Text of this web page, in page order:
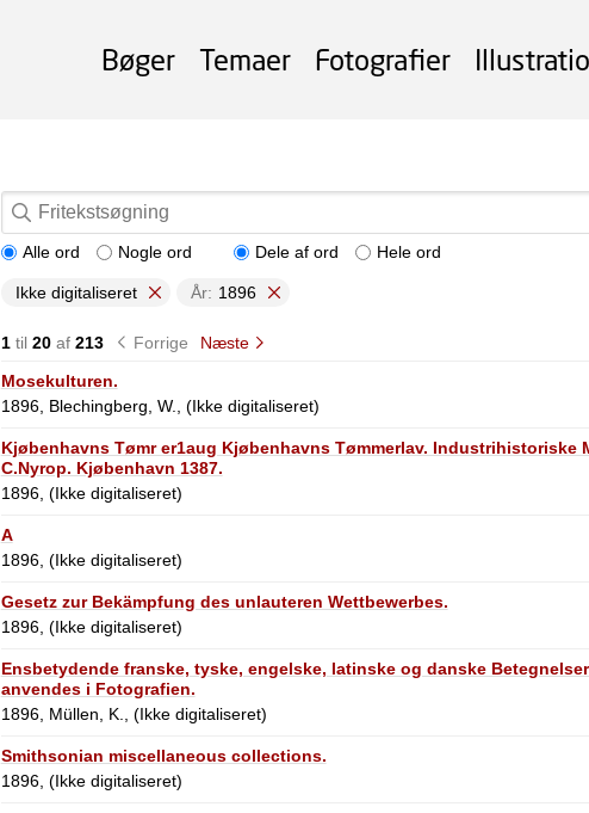
Bøger Temaer Fotografier
Alle ord Nogle ord Dele af ord Hele ord
Ikke digitaliseret År: 1896
1til 20af 213 Forrige
Næste
Mosekulturen.
1896, Blechingberg, W., (Ikke digitaliseret)
Kjøbenhavns Tømr er1aug Kjøbenhavns Tømmerlav. Industrihistoriske
C.Nyrop. Kjøbenhavn 1387.
1896, (Ikke digitaliseret)
A
1896, (Ikke digitaliseret)
Gesetz zur Bekämpfung des unlauteren Wettbewerbes.
1896, (Ikke digitaliseret)
Ensbetydende franske, tyske, engelske, latinske og danske
anvendes i Fotografien.
1896, Müllen, K., (Ikke digitaliseret)
Smithsonian miscellaneous collections.
1896, (Ikke digitaliseret)